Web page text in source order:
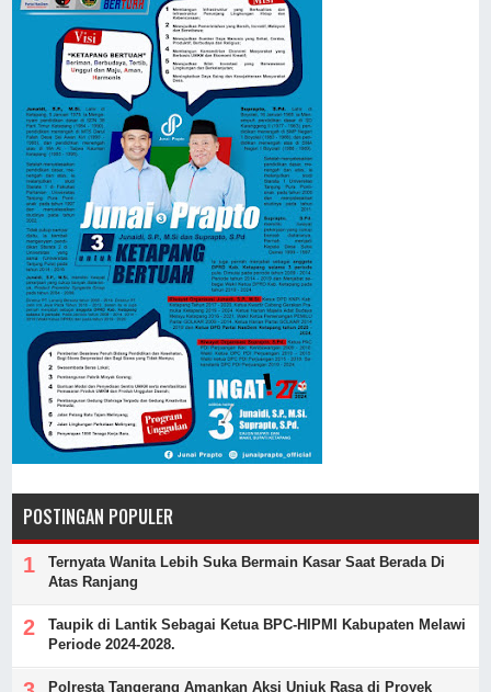
POSTINGAN POPULER
Ternyata Wanita Lebih Suka Bermain Kasar Saat Berada Di
Atas Ranjang
Taupik di Lantik Sebagai Ketua BPC-HIPMI Kabupaten Melawi
Periode 2024-2028.
Polresta Tangerang Amankan Aksi Unjuk Rasa di Proyek